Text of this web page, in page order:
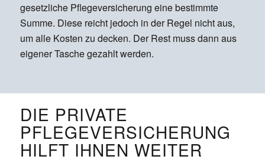
gesetzliche Pflegeversicherung eine bestimmte
Summe. Diese reicht jedoch in der Regel nicht aus,
um alle Kosten zu decken. Der Rest muss dann aus
eigener Tasche gezahlt werden.
DIE PRIVATE
PFLEGEVERSICHERUNG
HILFT IHNEN WEITER